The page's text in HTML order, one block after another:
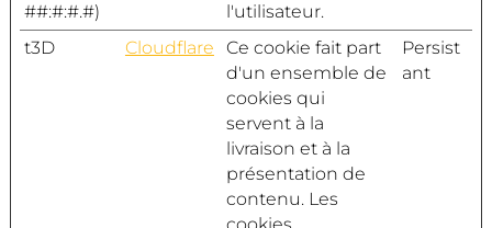
##:#:#.#)
l'utilisateur.
t3D Cloudflare
Ce cookie fait part
d'un ensemble de
cookies qui
servent à la
livraison et à la
présentation de
contenu. Les
Persist
ant